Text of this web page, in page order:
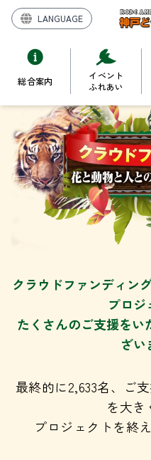
LANGUAGE
総合案内
イベント
ふれあい
クラウドファンディン
プロジ
たくさんのご支援を
ざい
最終的に2,633名、ご
を大き
プロジェクトを終